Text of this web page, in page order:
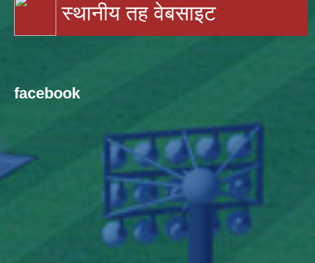
स्थानीय तह वेबसाइट
facebook